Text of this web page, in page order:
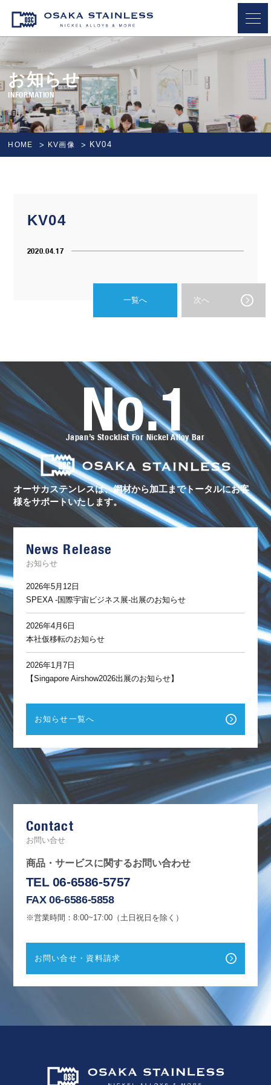
OSAKA STAINLESS
お知らせ
INFORMATION
HOME KV画像 KV04
KV04
2020.04.17
一覧へ 次へ
オ
カ
ス
テ
ン
レ
ス
の
ト
ー
タ
ポ
No.1
Japan’s Stocklist For Nickel Alloy Bar
オーサカステンレスは、鋼材から加工までトータルにお客
様をサポートいたします。
News Release
お知らせ
2026年5月12日
SPEXA -国際宇宙ビジネス展-出展のお知らせ
2026年4月6日
本社仮移転のお知らせ
2026年1月7日
【Singapore Airshow2026出展のお知らせ】
お知らせ一覧へ
e
o
o
k
Contact
お問い合せ
商品・サービスに関するお問い合わせ
TEL 06-6586-5757
FAX 06-6586-5858
※営業時間：8:00~17:00（土日祝日を除く）
お問い合せ・資料請求